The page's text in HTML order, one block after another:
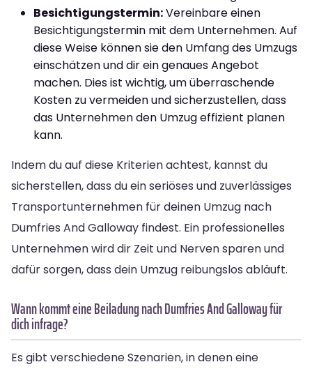
Besichtigungstermin:Vereinbare einen
Besichtigungstermin mit dem Unternehmen. Auf
diese Weise können sie den Umfang des Umzugs
einschätzen und dir ein genaues Angebot
machen. Dies ist wichtig, um überraschende
Kosten zu vermeiden und sicherzustellen, dass
das Unternehmen den Umzug effizient planen
kann.
Indem du auf diese Kriterien achtest, kannst du
sicherstellen, dass du ein seriöses und zuverlässiges
Transportunternehmen für deinen Umzug nach
Dumfries And Galloway findest. Ein professionelles
Unternehmen wird dir Zeit und Nerven sparen und
dafür sorgen, dass dein Umzug reibungslos abläuft.
Wann kommt eine Beiladung nach Dumfries And Galloway für
dich infrage?
Es gibt verschiedene Szenarien, in denen eine